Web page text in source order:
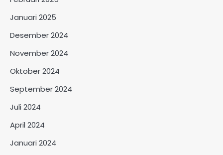
Januari 2025
Desember 2024
November 2024
Oktober 2024
September 2024
Juli 2024
April 2024
Januari 2024